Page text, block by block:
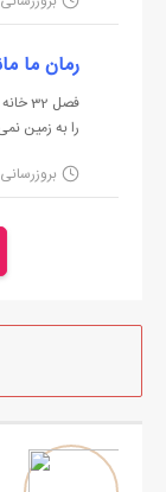
در حال رفتن به
ـ ملیحه خانم با
وارد راه پله
ـ عباس حالت
ـ سرم درد می‌‌کنه.
ـ چرا؟
ـ چه می‌‌دونم. دو
عباس به دنبال
آرنج‌‌هایش را
ـ بلند شو اینو بخور!
نگران نباشد.
بیرون آمد.
رمان ما
فصل
را به زمین
خانم یه
لبخند زنان
بروزرسانی در :